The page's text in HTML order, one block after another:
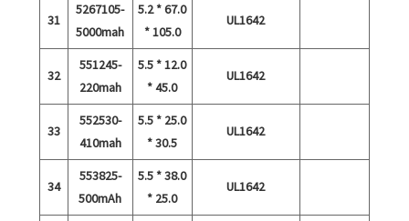
31
5267105-
5000mah
5.2 * 67.0
* 105.0
UL1642
32
551245-
220mah
5.5 * 12.0
* 45.0
UL1642
33
552530-
410mah
5.5 * 25.0
* 30.5
UL1642
34
553825-
500mAh
5.5 * 38.0
* 25.0
UL1642